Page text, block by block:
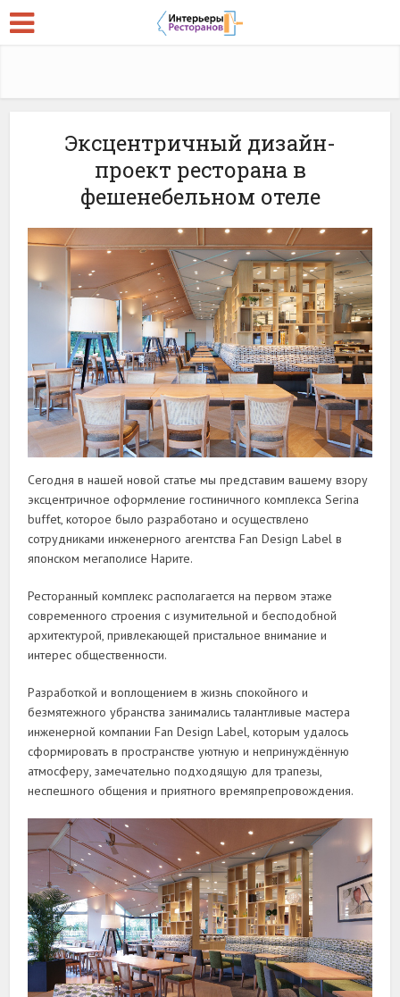
Эксцентричный дизайн-
проект ресторана в
фешенебельном отеле
Сегодня в нашей новой статье мы представим вашему взору
эксцентричное оформление гостиничного комплекса Serina
buffet, которое было разработано и осуществлено
сотрудниками инженерного агентства Fan Design Label в
японском мегаполисе Нарите.
Ресторанный комплекс располагается на первом этаже
современного строения с изумительной и бесподобной
архитектурой, привлекающей пристальное внимание и
интерес общественности.
Разработкой и воплощением в жизнь спокойного и
безмятежного убранства занимались талантливые мастера
инженерной компании Fan Design Label, которым удалось
сформировать в пространстве уютную и непринуждённую
атмосферу, замечательно подходящую для трапезы,
неспешного общения и приятного времяпрепровождения.